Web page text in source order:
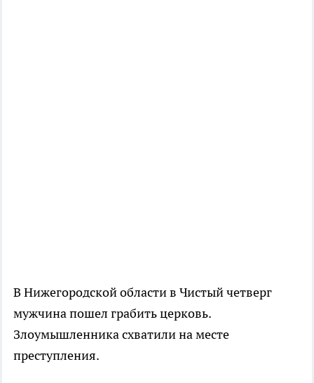
В Нижегородской области в Чистый четверг
мужчина пошел грабить церковь.
Злоумышленника схватили на месте
преступления.